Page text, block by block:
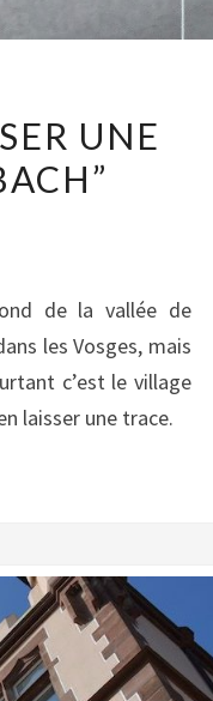
UNE
de la vallée de
les Vosges, mais
c’est le village
laisser une trace.